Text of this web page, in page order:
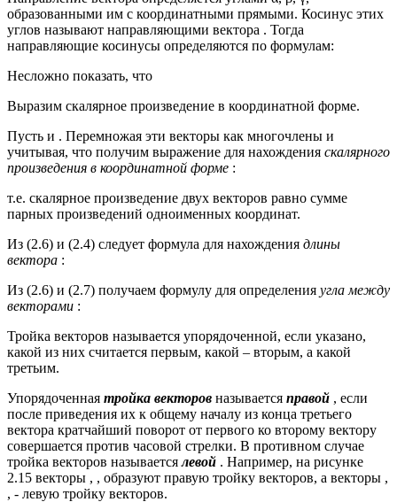
образованными им с координатными прямыми. Косинус этих
углов называют направляющими вектора . Тогда
направляющие косинусы определяются по формулам:
Несложно показать, что
Выразим скалярное произведение в координатной форме.
Пусть и . Перемножая эти векторы как многочлены и
учитывая, что получим выражение для нахождения скалярного
произведения в координатной форме :
т.е. скалярное произведение двух векторов равно сумме
парных произведений одноименных координат.
Из (2.6) и (2.4) следует формула для нахождения длины
вектора :
Из (2.6) и (2.7) получаем формулу для определения угла между
векторами :
Тройка векторов называется упорядоченной, если указано,
какой из них считается первым, какой – вторым, а какой
третьим.
Упорядоченная тройка векторов называется правой , если
после приведения их к общему началу из конца третьего
вектора кратчайший поворот от первого ко второму вектору
совершается против часовой стрелки. В противном случае
тройка векторов называетсялевой . Например, на рисунке
2.15 векторы , , образуют правую тройку векторов, а векторы ,
, - левую тройку векторов.